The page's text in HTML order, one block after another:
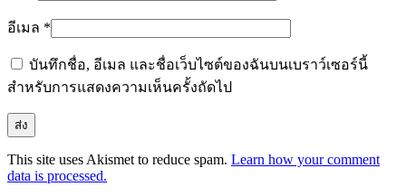
อีเมล *
บันทึกชื่อ, อีเมล และชื่อเว็บไซต์ของฉันบนเบราว์เซอร์นี้
สำหรับการแสดงความเห็นครั้งถัดไป
This site uses Akismet to reduce spam. Learn how your comment
data is processed.